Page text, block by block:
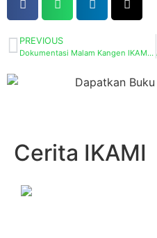
PREVIOUS
Dokumentasi Malam Kangen IKAMI 2023
Cerita IKAMI